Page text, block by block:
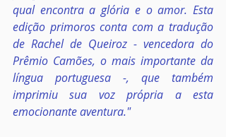
qual encontra a glória e o amor. Esta
edição primoros conta com a tradução
de Rachel de Queiroz - vencedora do
Prêmio Camões, o mais importante da
língua portuguesa -, que também
imprimiu sua voz própria a esta
emocionante aventura."